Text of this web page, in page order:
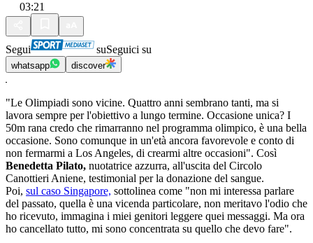
03:21
Segui suSeguici su
whatsapp discover
"Le Olimpiadi sono vicine. Quattro anni sembrano tanti, ma si
lavora sempre per l'obiettivo a lungo termine. Occasione unica? I
50m rana credo che rimarranno nel programma olimpico, è una bella
occasione. Sono comunque in un'età ancora favorevole e conto di
non fermarmi a Los Angeles, di crearmi altre occasioni". Così
Benedetta Pilato, nuotatrice azzurra, all'uscita del Circolo
Canottieri Aniene, testimonial per la donazione del sangue.
Poi, sul caso Singapore, sottolinea come "non mi interessa parlare
del passato, quella è una vicenda particolare, non meritavo l'odio che
ho ricevuto, immagina i miei genitori leggere quei messaggi. Ma ora
ho cancellato tutto, mi sono concentrata su quello che devo fare".